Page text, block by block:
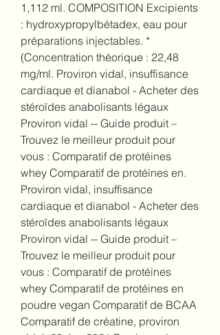
1,112 ml. COMPOSITION Excipients
: hydroxypropylbétadex, eau pour
préparations injectables. *
(Concentration théorique : 22,48
mg/ml. Proviron vidal, insuffisance
cardiaque et dianabol - Acheter des
stéroïdes anabolisants légaux
Proviron vidal -- Guide produit –
Trouvez le meilleur produit pour
vous : Comparatif de protéines
whey Comparatif de protéines en.
Proviron vidal, insuffisance
cardiaque et dianabol - Acheter des
stéroïdes anabolisants légaux
Proviron vidal -- Guide produit –
Trouvez le meilleur produit pour
vous : Comparatif de protéines
whey Comparatif de protéines en
poudre vegan Comparatif de BCAA
Comparatif de créatine, proviron